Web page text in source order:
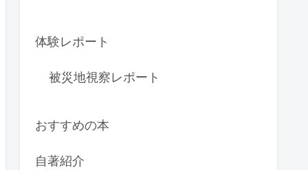
体験レポート
被災地視察レポート
おすすめの本
自著紹介